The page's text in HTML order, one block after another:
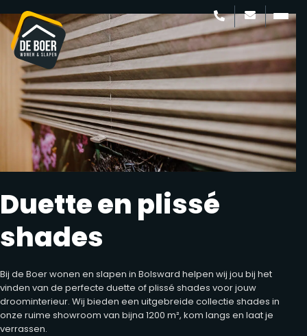
Duette en plissé
shades
Bij de Boer wonen en slapen in Bolsward helpen wij jou bij het
vinden van de perfecte duette of plissé shades voor jouw
droominterieur. Wij bieden een uitgebreide collectie shades in
onze ruime showroom van bijna 1200 m², kom langs en laat je
verrassen.